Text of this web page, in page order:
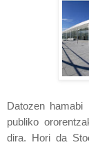
Datozen hamabi
publiko
dira. Hori da